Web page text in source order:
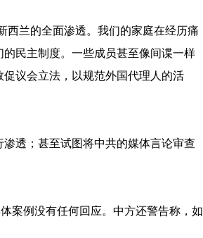
西兰的全面渗透。我们的家庭在经历痛
民主制度。一些成员甚至像间谍一样
议会立法，以规范外国代理人的活
透；甚至试图将中共的媒体言论审查
案例没有任何回应。中方还警告称，如